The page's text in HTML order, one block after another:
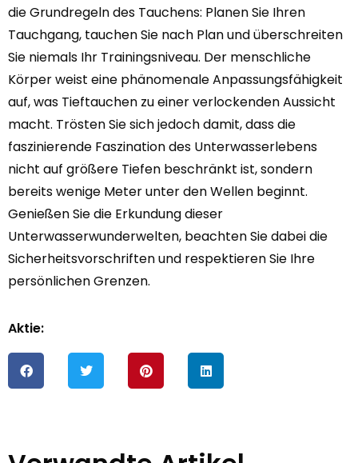
die Grundregeln des Tauchens: Planen Sie Ihren
Tauchgang, tauchen Sie nach Plan und überschreiten
Sie niemals Ihr Trainingsniveau. Der menschliche
Körper weist eine phänomenale Anpassungsfähigkeit
auf, was Tieftauchen zu einer verlockenden Aussicht
macht. Trösten Sie sich jedoch damit, dass die
faszinierende Faszination des Unterwasserlebens
nicht auf größere Tiefen beschränkt ist, sondern
bereits wenige Meter unter den Wellen beginnt.
Genießen Sie die Erkundung dieser
Unterwasserwunderwelten, beachten Sie dabei die
Sicherheitsvorschriften und respektieren Sie Ihre
persönlichen Grenzen.
Aktie: